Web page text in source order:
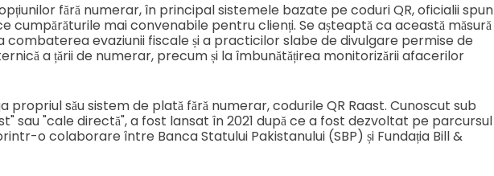
fără numerar, în principal sistemele bazate pe coduri QR, oficialii spun
cumpărăturile mai convenabile pentru clienți. Se așteaptă ca această măsură
combaterea evaziunii fiscale și a practicilor slabe de divulgare permise de
a țării de numerar, precum și la îmbunătățirea monitorizării afacerilor
propriul său sistem de plată fără numerar, codurile QR Raast. Cunoscut sub
sau "cale directă", a fost lansat în 2021 după ce a fost dezvoltat pe parcursul
o colaborare între Banca Statului Pakistanului (SBP) și Fundația Bill &